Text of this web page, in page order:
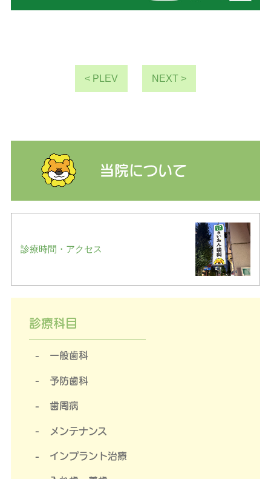
当院について
診療時間・アクセス
診療科目
一般歯科
予防歯科
歯周病
メンテナンス
インプラント治療
< PLEV NEXT >